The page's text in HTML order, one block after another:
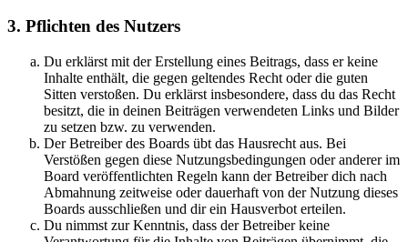
3. Pflichten des Nutzers
Du erklärst mit der Erstellung eines Beitrags, dass er keine
Inhalte enthält, die gegen geltendes Recht oder die guten
Sitten verstoßen. Du erklärst insbesondere, dass du das Recht
besitzt, die in deinen Beiträgen verwendeten Links und Bilder
zu setzen bzw. zu verwenden.
Der Betreiber des Boards übt das Hausrecht aus. Bei
Verstößen gegen diese Nutzungsbedingungen oder anderer im
Board veröffentlichten Regeln kann der Betreiber dich nach
Abmahnung zeitweise oder dauerhaft von der Nutzung dieses
Boards ausschließen und dir ein Hausverbot erteilen.
Du nimmst zur Kenntnis, dass der Betreiber keine